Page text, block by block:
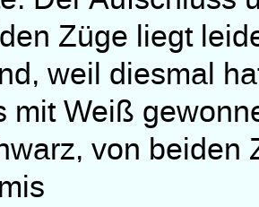
Züge liegt
weil diesmal
mit Weiß
von beiden